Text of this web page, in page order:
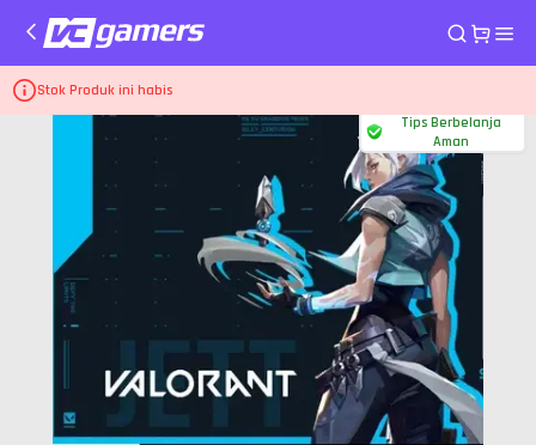
Stok Produk ini habis
Home Top Up Game Valorant
Tips Berbelanja
Aman